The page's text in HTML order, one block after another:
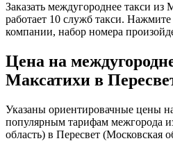
Заказать междугороднее такси из
работает 10 служб такси.
компании, набор номера
Цена на
Максатихи в
Указаны ориентировачные цены
популярным тарифам межгорода
область) в Пересвет (Московская